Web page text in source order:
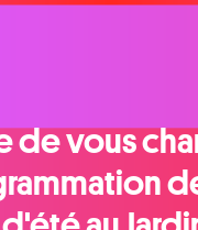
de vous